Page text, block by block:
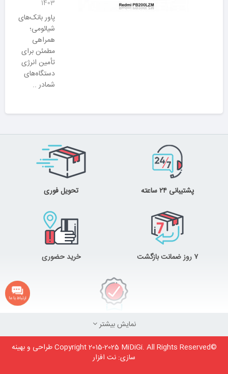
1403
پاور بانک‌های
شیائومی؛
همراهی
مطمئن برای
تأمین انرژی
دستگاه‌های
شمادر ..
تحویل فوری پشتیبانی ۲۴ ساعته
خرید حضوری ۷ روز ضمانت بازگشت
ضمانت اصل‌بودن کالا
نمایش بیشتر
©Copyright 2015-2025 MiDiGi. All Rights Reserved طراحی و بهینه
سازی: نت افزار